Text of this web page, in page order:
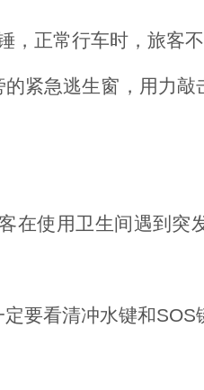
正常行车时，旅客不
紧急逃生窗，用力
在使用卫生间遇到突
要看清冲水键和